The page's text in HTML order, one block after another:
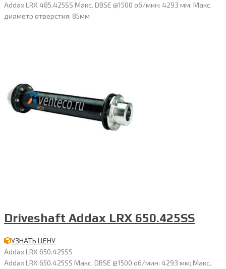
Addax LRX 485.425SS Макс. DBSE @1500 об/мин: 4293 мм; Макс.
диаметр отверстия: 85мм
Driveshaft Addax LRX 650.425SS
УЗНАТЬ ЦЕНУ
Addax LRX 650.425SS
Addax LRX 650.425SS Макс. DBSE @1500 об/мин: 4293 мм; Макс.